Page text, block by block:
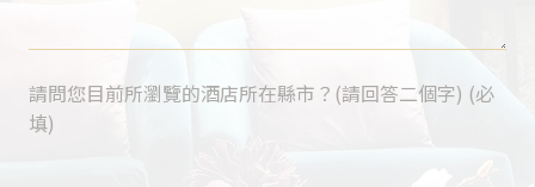
請問您目前所瀏覽的酒店所在縣市？(請回答二個字) (必
填)